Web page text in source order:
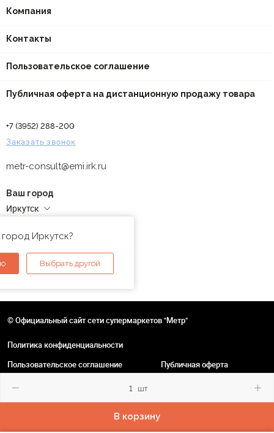
шт
В корзину
Компания
Контакты
Пользовательское соглашение
Публичная оферта на дистанционную продажу товара
+7 (3952) 288-200
Заказать звонок
metr-consult@emi.irk.ru
Ваш город
Иркутск
Иркутск?
Выбрать другой
© Официальный сайт сети супермаркетов "Метр"
Политика конфиденциальности
Пользовательское соглашение
Публичная оферта